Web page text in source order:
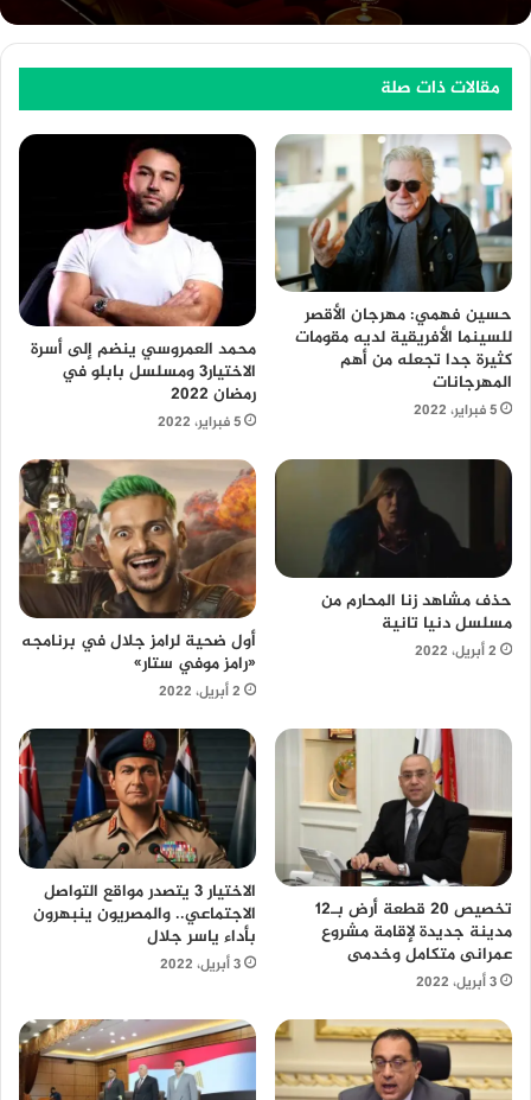
مقالات ذات صلة
حسين فهمي: مهرجان الأقصر
للسينما الأفريقية لديه مقومات
كثيرة جدا تجعله من أهم
المهرجانات
5 فبراير، 2022
محمد العمروسي ينضم إلى أسرة
الاختيار3 ومسلسل بابلو في
رمضان 2022
5 فبراير، 2022
حذف مشاهد زنا المحارم من
مسلسل دنيا تانية
2 أبريل، 2022
أول ضحية لرامز جلال في برنامجه
«رامز موفي ستار»
2 أبريل، 2022
تخصيص 20 قطعة أرض بـ12
مدينة جديدة لإقامة مشروع
عمرانى متكامل وخدمى
3 أبريل، 2022
الاختيار 3 يتصدر مواقع التواصل
الاجتماعي.. والمصريون ينبهرون
بأداء ياسر جلال
3 أبريل، 2022